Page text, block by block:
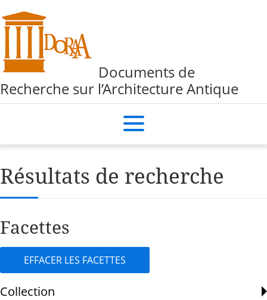
Documents de
Recherche sur l’Architecture Antique
Résultats de recherche
Facettes
EFFACER LES FACETTES
Collection